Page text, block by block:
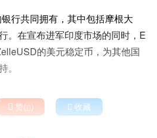
行共同拥有，其中包括摩根大
。在宣布进军印度市场的同时，E
的美元稳定币，为其他国
。
 赞()  收藏